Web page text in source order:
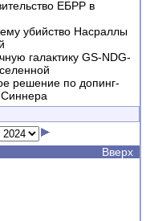
ЕБРР в
убийство Насраллы
галактику GS-NDG-
решение по допинг-
Синнера
Вверх